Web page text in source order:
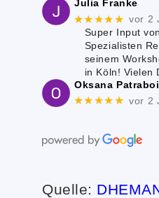
Julia Franke
★★★★★ vor 2
Super Input
Spezialisten
seinem
in Köln! Vielen
Oksana Patraboi
★★★★★ vor 2
Quelle: